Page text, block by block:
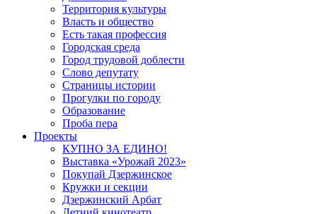
Территория культуры
Власть и общество
Есть такая профессия
Городская среда
Город трудовой доблести
Слово депутату
Страницы истории
Прогулки по городу
Образование
Проба пера
Проекты
КУПНО ЗА ЕДИНО!
Выставка «Урожай 2023»
Покупай Дзержинское
Кружки и секции
Дзержинский Арбат